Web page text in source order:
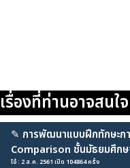
เรื่องที่ท่านอาจสนใจ
✎ การพัฒนาแบบฝึกทักษะก
Comparison ชั้นมัธยมศึกษ
โอ๋ : 2 ส.ค. 2561 เปิด 104864 ครั้ง